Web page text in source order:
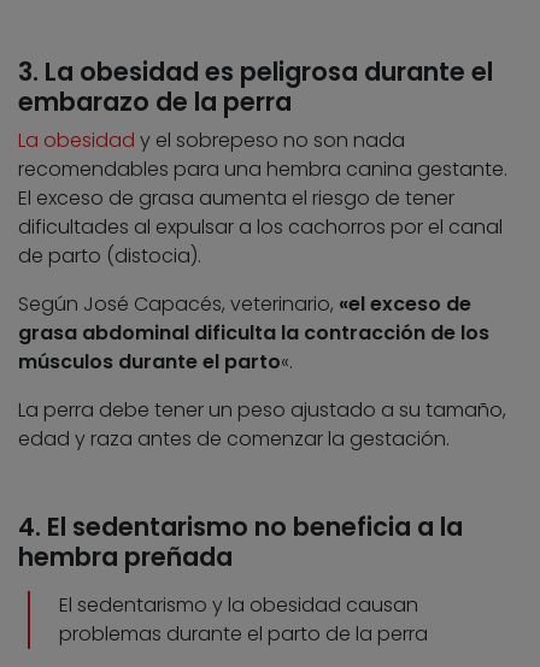
3. La obesidad es peligrosa durante el
embarazo de la perra
La obesidad y el sobrepeso no son nada
recomendables para una hembra canina gestante.
El exceso de grasa aumenta el riesgo de tener
dificultades al expulsar a los cachorros por el canal
de parto (distocia).
Según José Capacés, veterinario, «el exceso de
grasa abdominal dificulta la contracción de los
músculos durante el parto«.
La perra debe tener un peso ajustado a su tamaño,
edad y raza antes de comenzar la gestación.
4. El sedentarismo no beneficia a la
hembra preñada
El sedentarismo y la obesidad causan
problemas durante el parto de la perra